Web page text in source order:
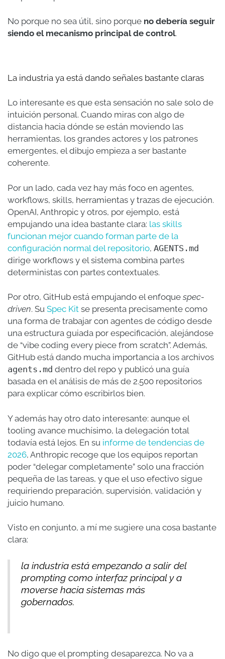
No porque no sea útil, sino porque no debería seguir
siendo el mecanismo principal de control.
La industria ya está dando señales bastante claras
Lo interesante es que esta sensación no sale solo de
intuición personal. Cuando miras con algo de
distancia hacia dónde se están moviendo las
herramientas, los grandes actores y los patrones
emergentes, el dibujo empieza a ser bastante
coherente.
Por un lado, cada vez hay más foco en agentes,
workflows, skills, herramientas y trazas de ejecución.
OpenAI, Anthropic y otros, por ejemplo, está
empujando una idea bastante clara: las skills
funcionan mejor cuando forman parte de la
configuración normal del repositorio, AGENTS.md
dirige workflows y el sistema combina partes
deterministas con partes contextuales.
Por otro, GitHub está empujando el enfoquespec-
driven. Su Spec Kit se presenta precisamente como
una forma de trabajar con agentes de código desde
una estructura guiada por especificación, alejándose
de “vibe coding every piece from scratch”. Además,
GitHub está dando mucha importancia a los archivos
agents.md dentro del repo y publicó una guía
basada en el análisis de más de 2.500 repositorios
para explicar cómo escribirlos bien.
Y además hay otro dato interesante: aunque el
tooling avance muchísimo, la delegación total
todavía está lejos. En su informe de tendencias de
2026, Anthropic recoge que los equipos reportan
poder “delegar completamente” solo una fracción
pequeña de las tareas, y que el uso efectivo sigue
requiriendo preparación, supervisión, validación y
juicio humano.
Visto en conjunto, a mí me sugiere una cosa bastante
clara:
la industria está empezando a salir del
prompting como interfaz principal y a
moverse hacia sistemas más
gobernados.
No digo que el prompting desaparezca. No va a